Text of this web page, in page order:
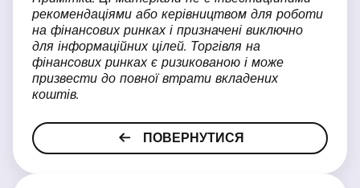
рекомендаціями або керівництвом для роботи
на фінансових ринках і призначені виключно
для інформаційних цілей. Торгівля на
фінансових ринках є ризикованою і може
призвести до повної втрати вкладених
коштів.
ПОВЕРНУТИСЯ